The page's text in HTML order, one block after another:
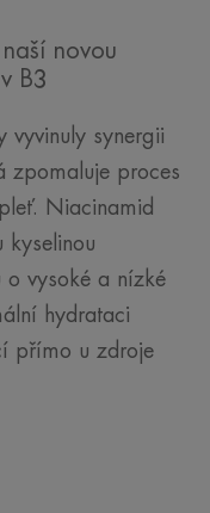
novou
B3
vyvinuly synergii
zpomaluje proces
Niacinamid
kyselinou
o vysoké a nízké
hydrataci
přímo u zdroje